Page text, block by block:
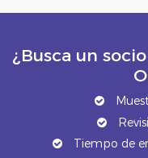
¿Busca un
Tiempo de